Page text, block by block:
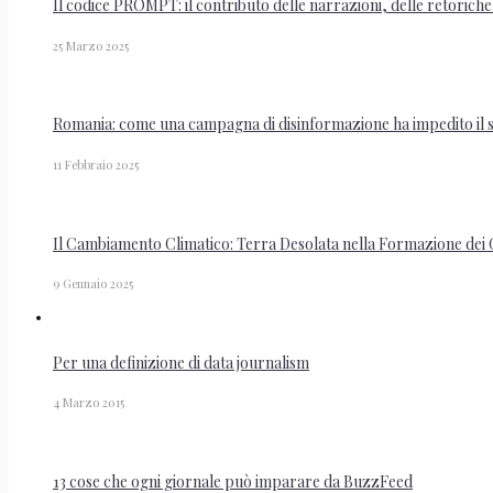
Il codice PROMPT: il contributo delle narrazioni, delle retoriche
25 Marzo 2025
Romania: come una campagna di disinformazione ha impedito il
11 Febbraio 2025
Il Cambiamento Climatico: Terra Desolata nella Formazione dei
9 Gennaio 2025
Per una definizione di data journalism
4 Marzo 2015
13 cose che ogni giornale può imparare da BuzzFeed